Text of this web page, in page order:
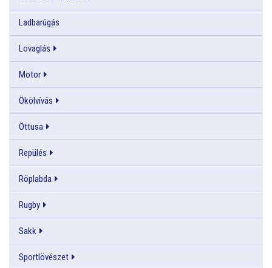
Ladbarúgás
Lovaglás
Motor
Ökölvívás
Öttusa
Repülés
Röplabda
Rugby
Sakk
Sportlövészet